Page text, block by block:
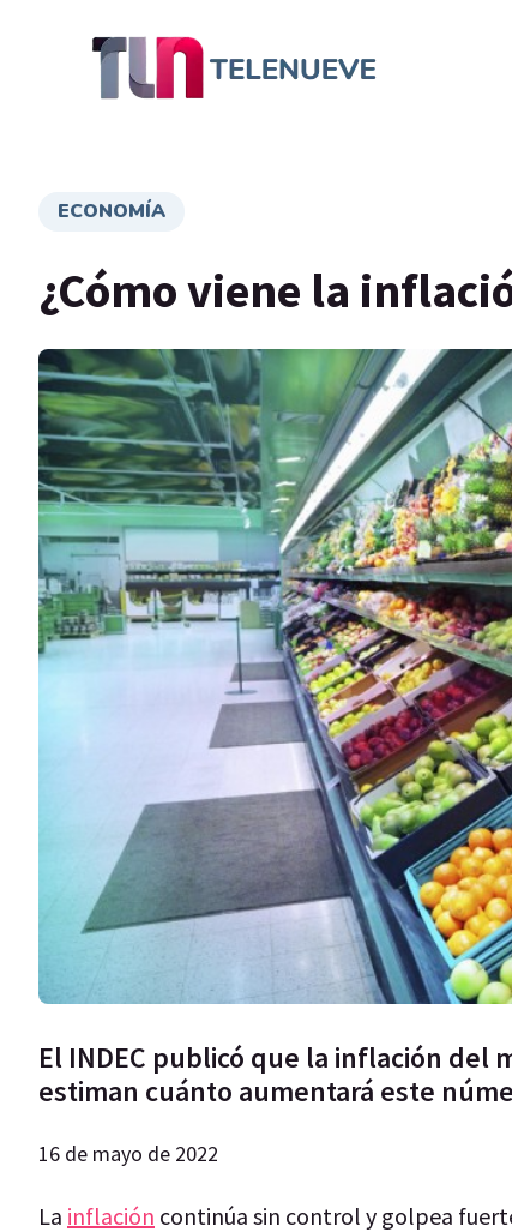
ECONOMÍA
¿Cómo viene la
El INDEC publicó que la inflación del
estiman cuánto aumentará este
16 de mayo de 2022
La inflación continúa sin control y golpea